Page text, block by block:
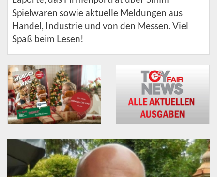
Spielwaren sowie aktuelle Meldungen aus
Handel, Industrie und von den Messen. Viel
Spaß beim Lesen!